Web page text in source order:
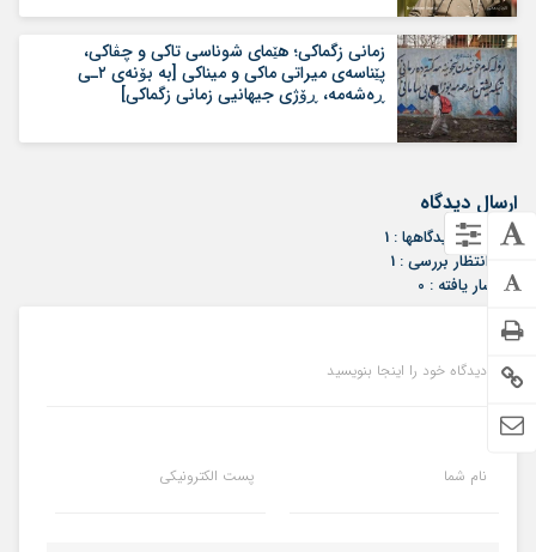
زمانی زگماکی؛ هێمای شوناسی تاکی و چڤاکی،
پێناسەی میراتی ماکی و میناکی [بە بۆنەی ۲ـی
ڕەشەمە، ڕۆژی جیهانیی زمانی زگماکی]
ارسال دیدگاه
مجموع دیدگاهها : 1
در انتظار بررسی : 1
انتشار یافته : 0
دیدگاه خود را اینجا بنویسید
نام شما پست الکترونیکی